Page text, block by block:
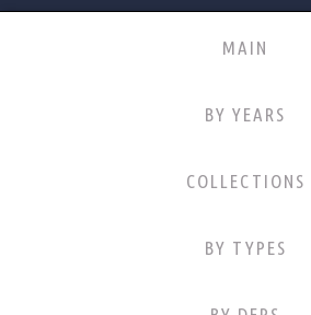
MAIN
BY YEARS
COLLECTIONS
BY TYPES